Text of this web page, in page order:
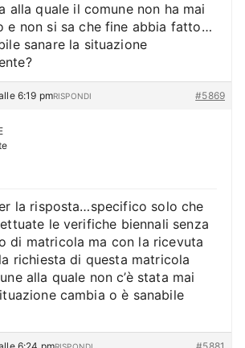
alla quale il comune non ha mai
e non si sa che fine abbia fatto…
sanare la situazione
6:19 pm #5869
RISPONDI
la risposta…specifico solo che
le verifiche biennali senza
di matricola ma con la ricevuta
richiesta di questa matricola
alla quale non c’è stata mai
cambia o è sanabile